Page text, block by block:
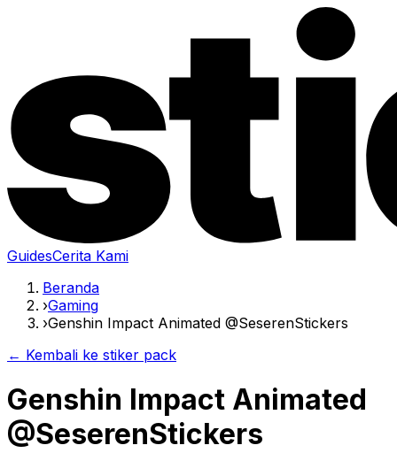
GuidesCerita Kami
Beranda
›Gaming
›Genshin Impact Animated @SeserenStickers
← Kembali ke stiker pack
Genshin Impact Animated
@SeserenStickers